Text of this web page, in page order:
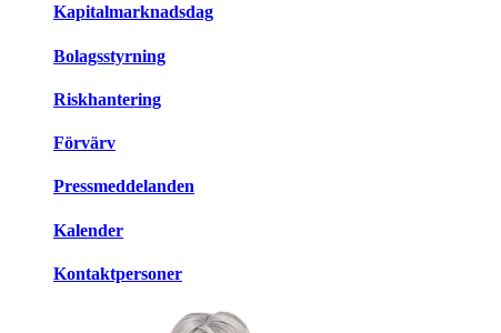
Kapitalmarknadsdag
Bolagsstyrning
Riskhantering
Förvärv
Pressmeddelanden
Kalender
Kontaktpersoner